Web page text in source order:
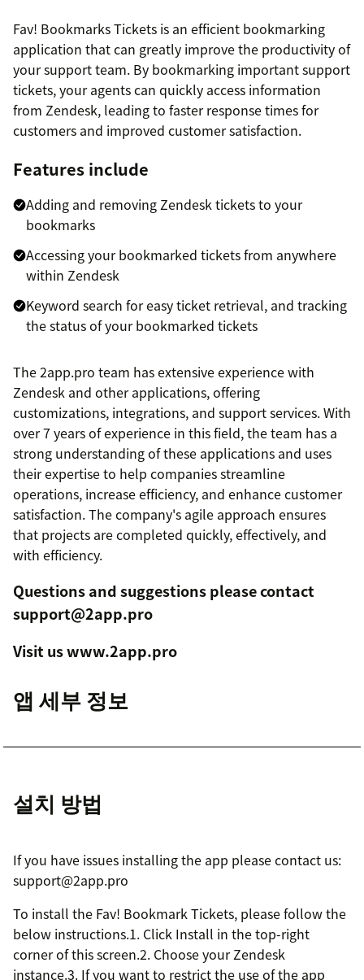
Fav! Bookmarks Tickets is an efficient bookmarking
application that can greatly improve the productivity of
your support team. By bookmarking important support
tickets, your agents can quickly access information
from Zendesk, leading to faster response times for
customers and improved customer satisfaction.
Features include
Adding and removing Zendesk tickets to your
bookmarks
Accessing your bookmarked tickets from anywhere
within Zendesk
Keyword search for easy ticket retrieval, and tracking
the status of your bookmarked tickets
The 2app.pro team has extensive experience with
Zendesk and other applications, offering
customizations, integrations, and support services. With
over 7 years of experience in this field, the team has a
strong understanding of these applications and uses
their expertise to help companies streamline
operations, increase efficiency, and enhance customer
satisfaction. The company's agile approach ensures
that projects are completed quickly, effectively, and
with efficiency.
Questions and suggestions please contact
support@2app.pro
Visit us www.2app.pro
앱 세부 정보
설치 방법
If you have issues installing the app please contact us:
support@2app.pro
To install the Fav! Bookmark Tickets, please follow the
below instructions.1. Click Install in the top-right
corner of this screen.2. Choose your Zendesk
instance.3. If you want to restrict the use of the app